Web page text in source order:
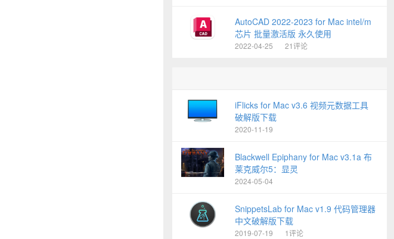
AutoCAD 2022-2023 for Mac intel/m
芯片 批量激活版 永久使用
2022-04-25 21评论
iFlicks for Mac v3.6 视频元数据工具
破解版下载
2020-11-19
Blackwell Epiphany for Mac v3.1a 布
莱克威尔5：显灵
2024-05-04
SnippetsLab for Mac v1.9 代码管理器
中文破解版下载
2019-07-19 1评论